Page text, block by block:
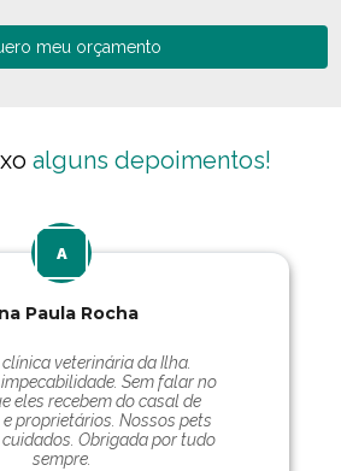
meu orçamento
alguns depoimentos!
Paula Rocha
veterinária da Ilha.
Sem falar no
eles recebem do casal de
proprietários. Nossos pets
Obrigada por tudo
sempre.